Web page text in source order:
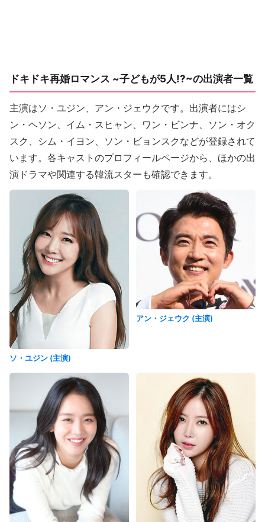
ドキドキ再婚ロマンス ~子どもが5人!?~の出演者一覧
主演はソ・ユジン、アン・ジェウクです。出演者にはシ
ン・ヘソン、イム・スヒャン、ワン・ビンナ、ソン・オク
スク、シム・イヨン、ソン・ビョンスクなどが登録されて
います。各キャストのプロフィールページから、ほかの出
演ドラマや関連する韓流スターも確認できます。
ソ・ユジン (主演)
アン・ジェウク (主演)